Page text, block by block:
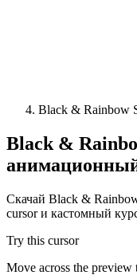
Black & Rainbow
Black &
Скачай Black &
cursor и кастомный
Try this cursor
Move across the preview